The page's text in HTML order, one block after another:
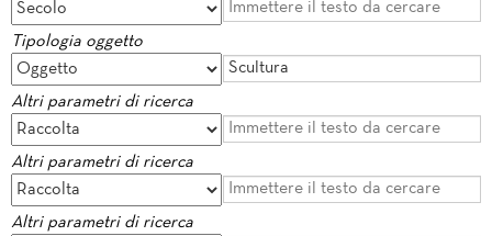
Tipologia oggetto
Altri parametri di ricerca
Altri parametri di ricerca
Altri parametri di ricerca